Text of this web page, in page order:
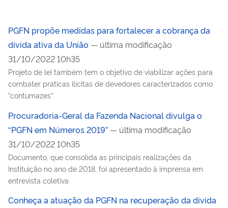
PGFN propõe medidas para fortalecer a cobrança da
dívida ativa da União — última modificação
31/10/2022 10h35
Projeto de lei também tem o objetivo de viabilizar ações para
combater práticas ilícitas de devedores caracterizados como
"contumazes"
Procuradoria-Geral da Fazenda Nacional divulga o
“PGFN em Números 2019” — última modificação
31/10/2022 10h35
Documento, que consolida as principais realizações da
Instituição no ano de 2018, foi apresentado à imprensa em
entrevista coletiva
Conheça a atuação da PGFN na recuperação da dívida